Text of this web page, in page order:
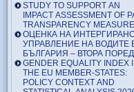
STUDY TO SUPPORT AN
IMPACT ASSESSMENT OF
TRANSPARENCY
ОЦЕНКА НА
УПРАВЛЕНИЕ НА ВОДИТЕ
БЪЛГАРИЯ – ВТОРА
GENDER EQUALITY INDEX
THE EU MEMBER-STATES:
POLICY CONTEXT AND